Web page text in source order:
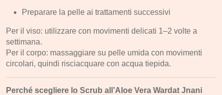
Preparare la pelle ai trattamenti successivi
Per il viso: utilizzare con movimenti delicati 1–2 volte a
settimana.
Per il corpo: massaggiare su pelle umida con movimenti
circolari, quindi risciacquare con acqua tiepida.
Perché scegliere lo Scrub all’Aloe Vera Wardat Jnani